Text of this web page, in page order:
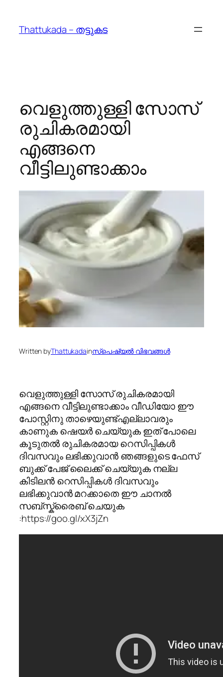
content
Thattukada – തട്ടുകട
വെളുത്തുള്ളി സോസ്
രുചികരമായി
എങ്ങനെ
വീട്ടിലുണ്ടാക്കാം
Written byThattukadainസ്പെഷ്യല്‍ വിഭവങ്ങള്‍
വെളുത്തുള്ളി സോസ് രുചികരമായി
എങ്ങനെ വീട്ടിലുണ്ടാക്കാം വീഡിയോ ഈ
പോസ്റ്റിനു താഴെയുണ്ട്എല്ലാവരും
കാണുക ഷെയർ ചെയ്യുക ഇത് പോലെ
കൂടുതൽ രുചികരമായ റെസിപ്പികൾ
ദിവസവും ലഭിക്കുവാൻ ഞങ്ങളുടെ ഫേസ്
ബുക്ക് പേജ് ലൈക്ക്‌ ചെയ്യുക നല്ല
കിടിലൻ റെസിപ്പികൾ ദിവസവും
ലഭിക്കുവാൻ മറക്കാതെ ഈ ചാനൽ
സബ്സ്ക്രൈബ് ചെയുക
:https://goo.gl/xX3jZn